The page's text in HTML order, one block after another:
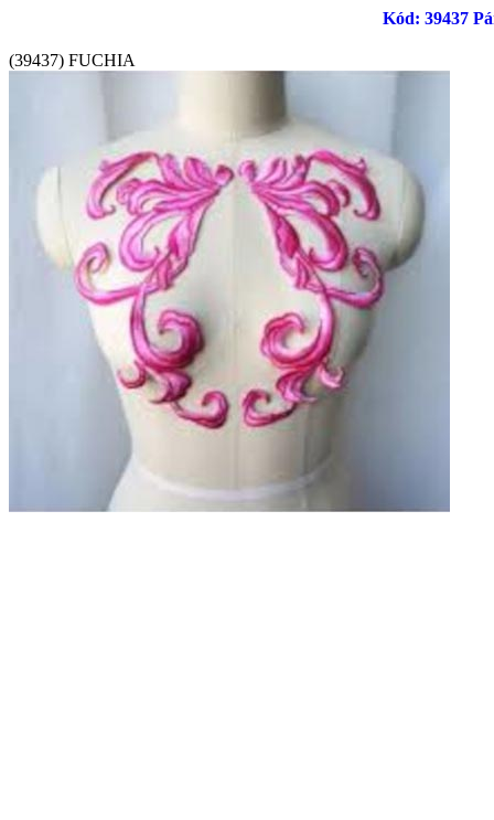
Kód: 39437
(39437) FUCHIA